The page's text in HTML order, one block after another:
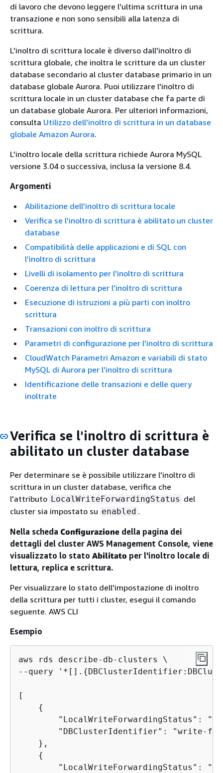
di lavoro che devono leggere l'ultima scrittura in una
transazione e non sono sensibili alla latenza di
scrittura.
L'inoltro di scrittura locale è diverso dall'inoltro di
scrittura globale, che inoltra le scritture da un cluster
database secondario al cluster database primario in un
database globale Aurora. Puoi utilizzare l'inoltro di
scrittura locale in un cluster database che fa parte di
un database globale Aurora. Per ulteriori informazioni,
consulta Utilizzo dell'inoltro di scrittura in un database
globale Amazon Aurora.
L'inoltro locale della scrittura richiede Aurora MySQL
versione 3.04 o successiva, inclusa la versione 8.4.
Argomenti
Abilitazione dell'inoltro di scrittura locale
Verifica se l'inoltro di scrittura è abilitato un cluster
database
Compatibilità delle applicazioni e di SQL con
l'inoltro di scrittura
Livelli di isolamento per l'inoltro di scrittura
Coerenza di lettura per l'inoltro di scrittura
Esecuzione di istruzioni a più parti con inoltro
scrittura
Transazioni con inoltro di scrittura
Parametri di configurazione per l'inoltro di scrittura
CloudWatch Parametri Amazon e variabili di stato
MySQL di Aurora per l'inoltro di scrittura
Identificazione delle transazioni e delle query
inoltrate
Verifica se l'inoltro di scrittura è
abilitato un cluster database
Per determinare se è possibile utilizzare l'inoltro di
scrittura in un cluster database, verifica che
l'attributo LocalWriteForwardingStatus del
cluster sia impostato su enabled .
Nella scheda Configurazione della pagina dei
dettagli del cluster AWS Management Console, viene
visualizzato lo stato Abilitato per l'inoltro locale di
lettura, replica e scrittura.
Per visualizzare lo stato dell'impostazione di inoltro
della scrittura per tutti i cluster, esegui il comando
seguente. AWS CLI
Esempio
aws rds describe-db-clusters \
--query '*[]. {
[
{
"LocalWriteForwardingStatus":
"DBClusterIdentifier": "write-
    },
{
"LocalWriteForwardingStatus":